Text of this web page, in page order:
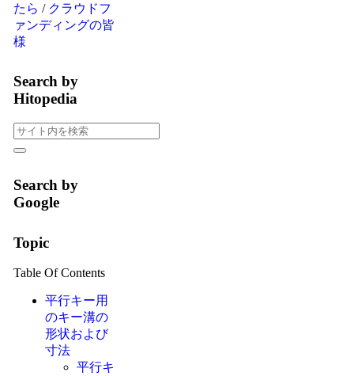
たら / クラウドフ
ァンディングの皆
様
Search by
Hitopedia
Search by
Google
Topic
Table Of Contents
平行キー用
のキー溝の
形状および
寸法
平行キ